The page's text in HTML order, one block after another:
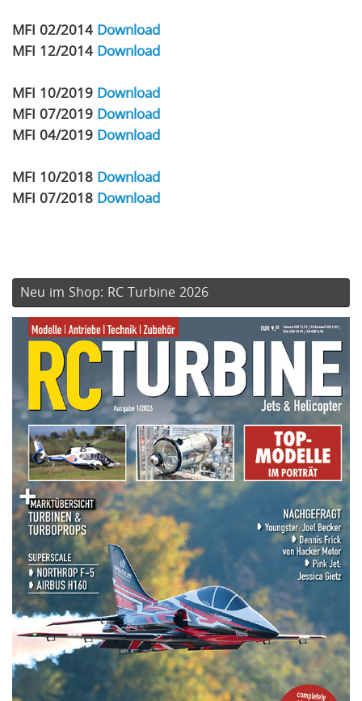
MFI 02/2014 Download
MFI 12/2014 Download
MFI 10/2019 Download
MFI 07/2019 Download
MFI 04/2019 Download
MFI 10/2018 Download
MFI 07/2018 Download
Neu im Shop: RC Turbine 2026